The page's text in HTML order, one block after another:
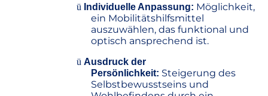
ü Individuelle Anpassung: Möglichkeit,
ein Mobilitätshilfsmittel
auszuwählen, das funktional und
optisch ansprechend ist.
ü Ausdruck der
Persönlichkeit: Steigerung des
Selbstbewusstseins und